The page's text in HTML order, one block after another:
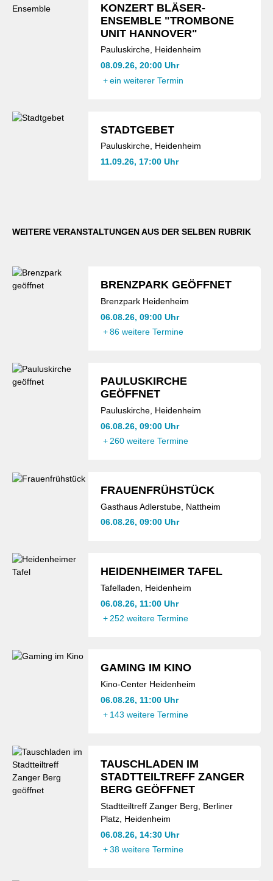
KONZERT BLÄSER-
ENSEMBLE "TROMBONE
UNIT HANNOVER"
Pauluskirche, Heidenheim
08.09.26, 20:00 Uhr
+ ein weiterer Termin
STADTGEBET
Pauluskirche, Heidenheim
11.09.26, 17:00 Uhr
WEITERE VERANSTALTUNGEN AUS DER SELBEN RUBRIK
BRENZPARK GEÖFFNET
Brenzpark Heidenheim
06.08.26, 09:00 Uhr
+ 86 weitere Termine
PAULUSKIRCHE
GEÖFFNET
Pauluskirche, Heidenheim
06.08.26, 09:00 Uhr
+ 260 weitere Termine
FRAUENFRÜHSTÜCK
Gasthaus Adlerstube, Nattheim
06.08.26, 09:00 Uhr
HEIDENHEIMER TAFEL
Tafelladen, Heidenheim
06.08.26, 11:00 Uhr
+ 252 weitere Termine
GAMING IM KINO
Kino-Center Heidenheim
06.08.26, 11:00 Uhr
+ 143 weitere Termine
TAUSCHLADEN IM
STADTTEILTREFF ZANGER
BERG GEÖFFNET
Stadtteiltreff Zanger Berg, Berliner
Platz, Heidenheim
06.08.26, 14:30 Uhr
+ 38 weitere Termine